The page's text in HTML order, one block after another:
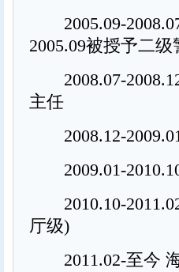
2005.09-
2005.09被授予二级
2008.07-
主任
2008.12-
2009.01-
2010.10-
厅级)
2011.02-至今 海